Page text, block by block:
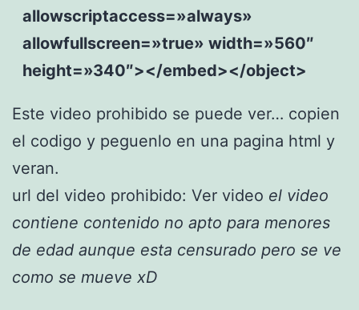
allowscriptaccess=»always»
allowfullscreen=»true» width=»560″
height=»340″></embed></object>
Este video prohibido se puede ver… copien
el codigo y peguenlo en una pagina html y
veran.
url del video prohibido: Ver video el video
contiene contenido no apto para menores
de edad aunque esta censurado pero se ve
como se mueve xD